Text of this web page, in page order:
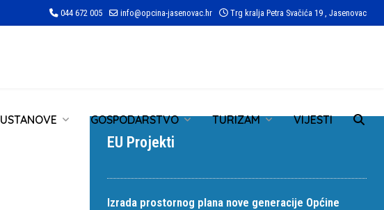
044 672 005 info@opcina-jasenovac.hr Trg kralja Petra Svačića 19 , Jasenovac
USTANOVE GOSPODARSTVO TURIZAM VIJESTI
EU Projekti
Izrada prostornog plana nove generacije Općine